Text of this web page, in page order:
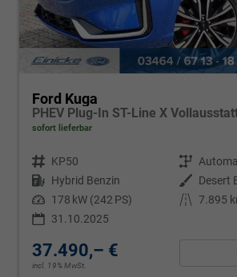
Ford Kuga
PHEV Plug-In ST-Line X
sofort lieferbar
Fahrzeugnr. KP50 Getriebe
Kraftstoff Hybrid Benzin Außenfarbe
Desert
Leistung 178 kW (242 PS) Kilometerstand 7.895
31.10.2025
37.490,– €
incl. 19% MwSt.